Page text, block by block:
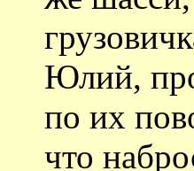
Юлий,
по их
что